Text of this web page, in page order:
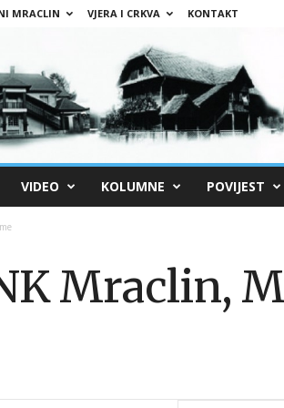
MRACLIN VJERA I CRKVA KONTAKT
VIDEO KOLUMNE POVIJEST
Mraclin,